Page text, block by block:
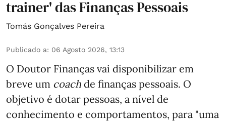
trainer' das Finanças Pessoais
Tomás Gonçalves Pereira
Publicado a: 06 Agosto 2026, 13:13
O Doutor Finanças vai disponibilizar em
breve um coach de finanças pessoais. O
objetivo é dotar pessoas, a nível de
conhecimento e comportamentos, para "uma